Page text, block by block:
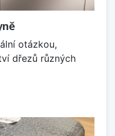
otázkou,
dřezů různých